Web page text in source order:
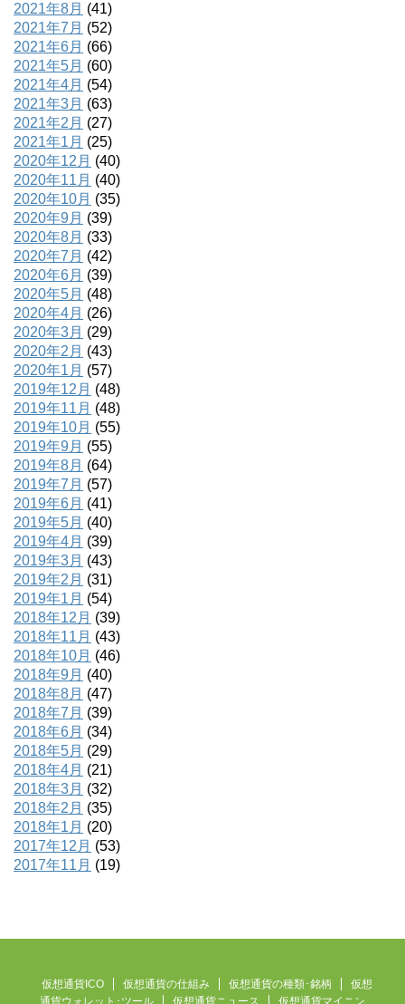
2021年8月 (41)
2021年7月 (52)
2021年6月 (66)
2021年5月 (60)
2021年4月 (54)
2021年3月 (63)
2021年2月 (27)
2021年1月 (25)
2020年12月 (40)
2020年11月 (40)
2020年10月 (35)
2020年9月 (39)
2020年8月 (33)
2020年7月 (42)
2020年6月 (39)
2020年5月 (48)
2020年4月 (26)
2020年3月 (29)
2020年2月 (43)
2020年1月 (57)
2019年12月 (48)
2019年11月 (48)
2019年10月 (55)
2019年9月 (55)
2019年8月 (64)
2019年7月 (57)
2019年6月 (41)
2019年5月 (40)
2019年4月 (39)
2019年3月 (43)
2019年2月 (31)
2019年1月 (54)
2018年12月 (39)
2018年11月 (43)
2018年10月 (46)
2018年9月 (40)
2018年8月 (47)
2018年7月 (39)
2018年6月 (34)
2018年5月 (29)
2018年4月 (21)
2018年3月 (32)
2018年2月 (35)
2018年1月 (20)
2017年12月 (53)
2017年11月 (19)
仮想通貨ICO 仮想通貨の仕組み 仮想通貨の種類･銘柄
仮想